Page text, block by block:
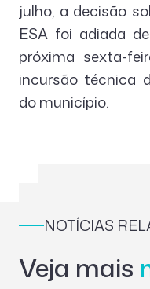
julho, a decisão
ESA foi adiada
próxima sexta-
incursão técnica
do município.
NOTÍCIAS
Veja mais